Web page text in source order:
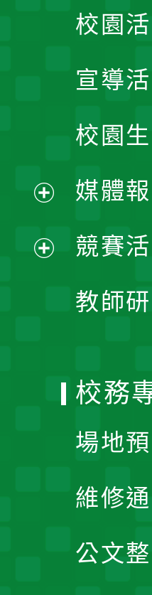
校園
宣導
校園
媒體
競賽
教師
開
校務
場地
維修
公文